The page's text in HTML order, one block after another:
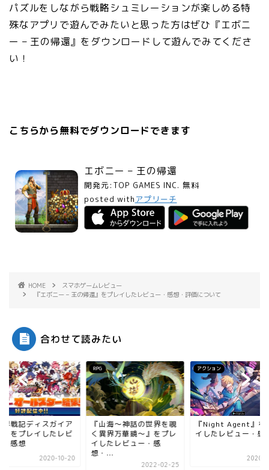
パズルをしながら戦略シュミレーションが楽しめる特
殊なアプリで遊んでみたいと思った方はぜひ『エボニ
ー – 王の帰還』 をダウンロードして遊んでみてくださ
い！
こちらから無料でダウンロードできます
エボニー – 王の帰還
開発元: TOP GAMES INC. 無料
posted with アプリーチ
HOME
スマホゲームレビュー
『エボニー – 王の帰還』をプレイしたレビュー・感想・評価について
合わせて読みたい
界戦記ディスガイア
』をプレイしたレビ
・感想
2020-10-20
RPG
『山海～神話の世界を覗
く異界万華鏡～』をプレ
イしたレビュー・感
想・...
2022-02-25
アクション
『Night Agent』を
イしたレビュー・感
2020-